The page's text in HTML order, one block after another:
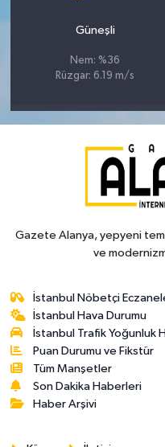
Güneşli
Nem: %36
Rüzgar: 6.19 m/s
Gazete Alanya, yepyeni
ve
İstanbul Nöbetçi
İstanbul Hava Durumu
İstanbul Trafik Yoğunluk
Puan Durumu ve Fikstür
Tüm Manşetler
Son Dakika Haberleri
Haber Arşivi